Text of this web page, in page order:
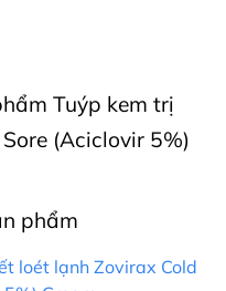
Tuýp kem trị
(Aciclovir 5%)
phẩm
loét lạnh Zovirax Cold